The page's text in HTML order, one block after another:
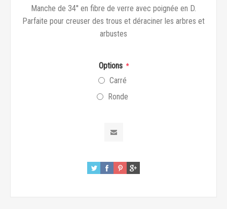
Manche de 34'' en fibre de verre avec poignée en D.
Parfaite pour creuser des trous et déraciner les arbres et
arbustes
Options *
Carré
Ronde